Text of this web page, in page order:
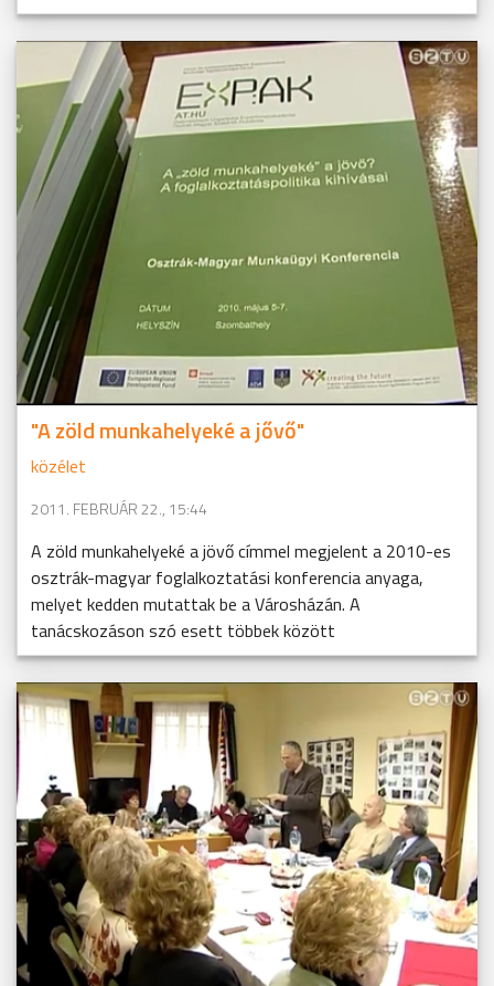
"A zöld munkahelyeké a jővő"
közélet
2011. FEBRUÁR 22., 15:44
A zöld munkahelyeké a jövő címmel megjelent a 2010-es
osztrák-magyar foglalkoztatási konferencia anyaga,
melyet kedden mutattak be a Városházán. A
tanácskozáson szó esett többek között